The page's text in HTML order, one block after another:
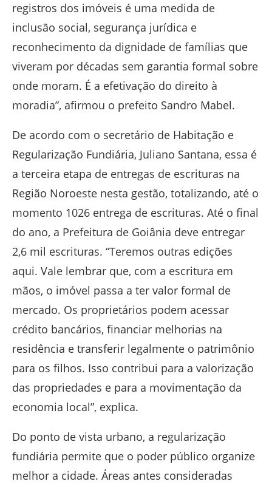
registros dos imóveis é uma medida de
inclusão social, segurança jurídica e
reconhecimento da dignidade de famílias que
viveram por décadas sem garantia formal sobre
onde moram. É a efetivação do direito à
moradia”, afirmou o prefeito Sandro Mabel.
De acordo com o secretário de Habitação e
Regularização Fundiária, Juliano Santana, essa é
a terceira etapa de entregas de escrituras na
Região Noroeste nesta gestão, totalizando, até o
momento 1026 entrega de escrituras. Até o final
do ano, a Prefeitura de Goiânia deve entregar
2,6 mil escrituras. “Teremos outras edições
aqui. Vale lembrar que, com a escritura em
mãos, o imóvel passa a ter valor formal de
mercado. Os proprietários podem acessar
crédito bancários, financiar melhorias na
residência e transferir legalmente o patrimônio
para os filhos. Isso contribui para a valorização
das propriedades e para a movimentação da
economia local”, explica.
Do ponto de vista urbano, a regularização
fundiária permite que o poder público organize
melhor a cidade. Áreas antes consideradas